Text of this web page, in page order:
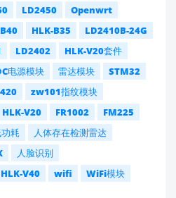
LD2450
Openwrt
B40 HLK-B35
LD2410B-24G
LD2402
HLK-V20套件
电源模块 雷达模块
STM32
zw101指纹模块
HLK-V20 FR1002
FM225
耗
人体存在检测雷达
人脸识别
HLK-V40 wifi
WiFi模块